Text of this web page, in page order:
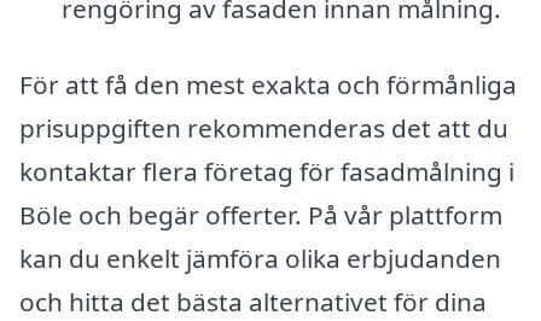
rengöring av fasaden innan målning.
För att få den mest exakta och förmånliga
prisuppgiften rekommenderas det att du
kontaktar flera företag för fasadmålning i
Böle och begär offerter. På vår plattform
kan du enkelt jämföra olika erbjudanden
och hitta det bästa alternativet för dina